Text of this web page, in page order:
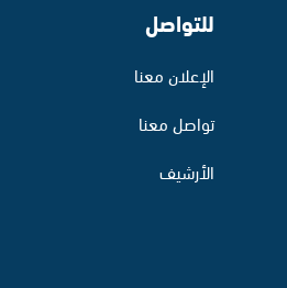
للتواصل
الإعلان معنا
تواصل معنا
الأرشيف